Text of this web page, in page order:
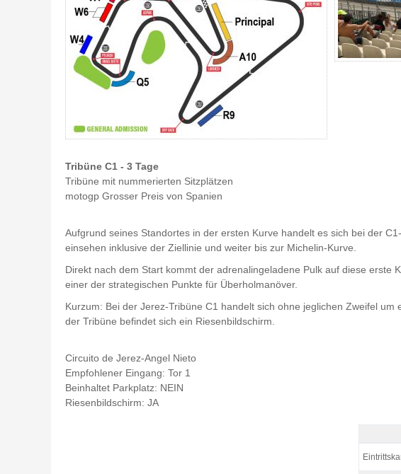
Tribüne C1 - 3 Tage
Tribüne mit nummerierten Sitzplätzen
motogp Grosser Preis von Spanien
Aufgrund seines Standortes in der ersten Kurve handelt es sich bei der
einsehen inklusive der Ziellinie und weiter bis zur Michelin-Kurve.
Direkt nach dem Start kommt der adrenalingeladene Pulk auf diese
einer der strategischen Punkte für Überholmanöver.
Kurzum: Bei der Jerez-Tribüne C1 handelt sich ohne jeglichen Zweifel
der Tribüne befindet sich ein Riesenbildschirm.
Circuito de Jerez-Angel Nieto
Empfohlener Eingang: Tor 1
Beinhaltet Parkplatz: NEIN
Riesenbildschirm: JA
Tribüne